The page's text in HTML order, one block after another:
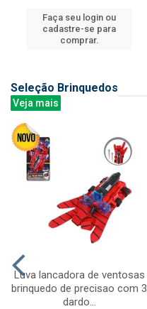
Faça seu login ou
cadastre-se para
comprar.
Seleção Brinquedos
Veja mais
Luva lancadora de ventosas
brinquedo de precisao com 3
dardo...